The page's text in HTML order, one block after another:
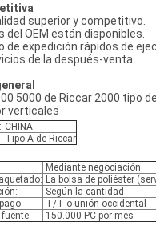
superior y competitivo.
del OEM están disponibles.
de expedición rápidos de
de la después-venta.
5000 de Riccar 2000 tipo
verticales
CHINA
Tipo A de Riccar
Mediante negociación
La bolsa de poliéster
Según la cantidad
T/T o unión occidental
150.000 PC por mes